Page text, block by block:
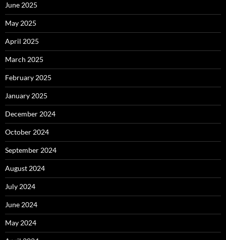
June 2025
May 2025
April 2025
March 2025
February 2025
January 2025
December 2024
October 2024
September 2024
August 2024
July 2024
June 2024
May 2024